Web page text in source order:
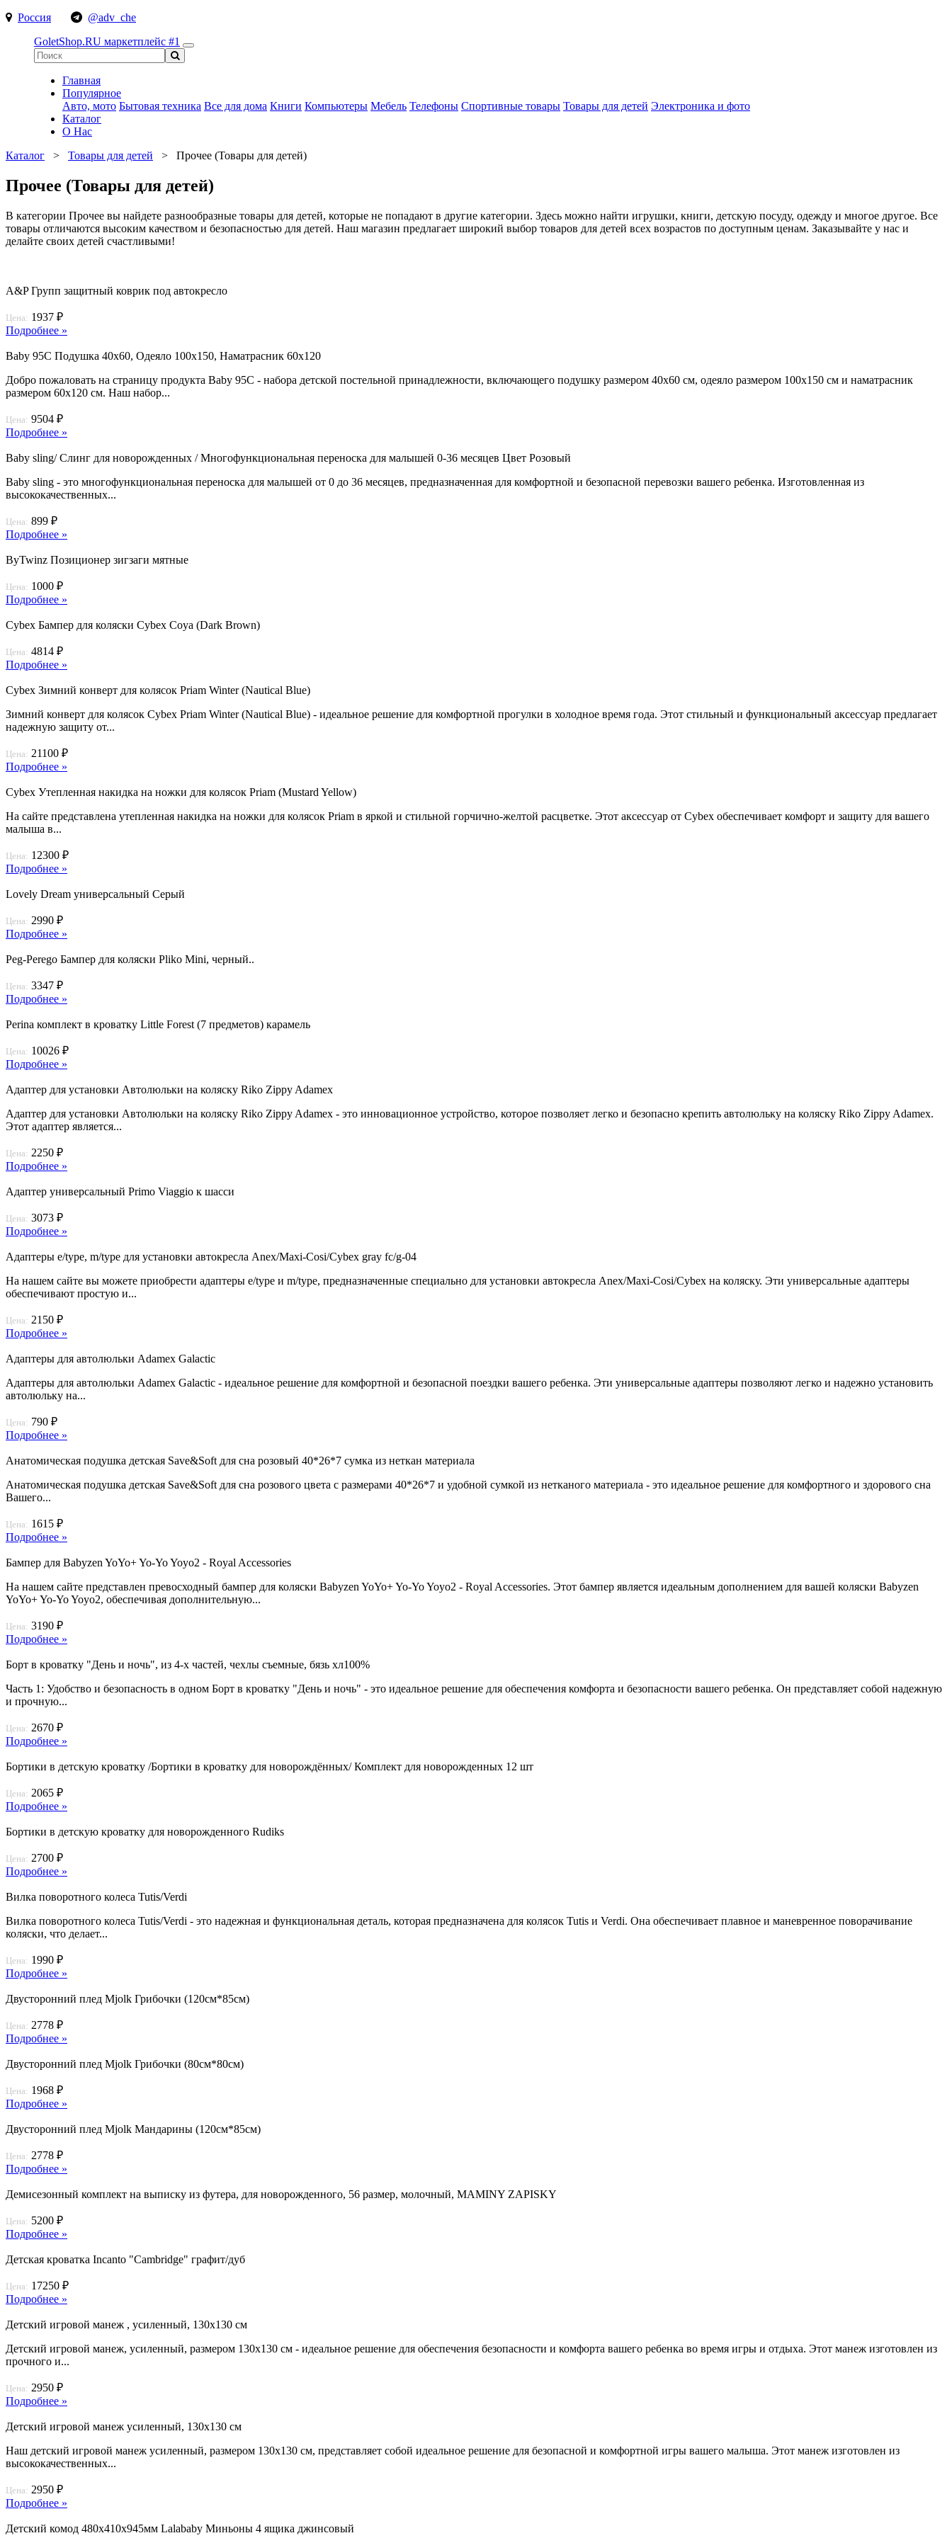
Россия
@adv_che
GoletShop.RU маркетплейс #1
Главная
Популярное
Авто, мото Бытовая техника Все для дома Книги Компьютеры Мебель Телефоны Спортивные товары Товары для детей Электроника и фото
Каталог
О Нас
Каталог > Товары для детей > Прочее (Товары для детей)
Прочее (Товары для детей)
В категории Прочее вы найдете разнообразные товары для детей, которые не попадают в другие категории. Здесь можно найти игрушки, книги, детскую посуду, одежду и многое другое. Все
товары отличаются высоким качеством и безопасностью для детей. Наш магазин предлагает широкий выбор товаров для детей всех возрастов по доступным ценам. Заказывайте у нас и
делайте своих детей счастливыми!
A&P Групп защитный коврик под автокресло
Цена: 1937 ₽
Подробнее »
Baby 95C Подушка 40х60, Одеяло 100х150, Наматрасник 60х120
Добро пожаловать на страницу продукта Baby 95C - набора детской постельной принадлежности, включающего подушку размером 40х60 см, одеяло размером 100х150 см и наматрасник
размером 60х120 см. Наш набор...
Цена: 9504 ₽
Подробнее »
Baby sling/ Слинг для новорожденных / Многофункциональная переноска для малышей 0-36 месяцев Цвет Розовый
Baby sling - это многофункциональная переноска для малышей от 0 до 36 месяцев, предназначенная для комфортной и безопасной перевозки вашего ребенка. Изготовленная из
высококачественных...
Цена: 899 ₽
Подробнее »
ByTwinz Позиционер зигзаги мятные
Цена: 1000 ₽
Подробнее »
Cybex Бампер для коляски Cybex Coya (Dark Brown)
Цена: 4814 ₽
Подробнее »
Cybex Зимний конверт для колясок Priam Winter (Nautical Blue)
Зимний конверт для колясок Cybex Priam Winter (Nautical Blue) - идеальное решение для комфортной прогулки в холодное время года. Этот стильный и функциональный аксессуар предлагает
надежную защиту от...
Цена: 21100 ₽
Подробнее »
Cybex Утепленная накидка на ножки для колясок Priam (Mustard Yellow)
На сайте представлена утепленная накидка на ножки для колясок Priam в яркой и стильной горчично-желтой расцветке. Этот аксессуар от Cybex обеспечивает комфорт и защиту для вашего
малыша в...
Цена: 12300 ₽
Подробнее »
Lovely Dream универсальный Серый
Цена: 2990 ₽
Подробнее »
Peg-Perego Бампер для коляски Pliko Mini, черный..
Цена: 3347 ₽
Подробнее »
Perina комплект в кроватку Little Forest (7 предметов) карамель
Цена: 10026 ₽
Подробнее »
Адаптер для установки Автолюльки на коляску Riko Zippy Adamex
Адаптер для установки Автолюльки на коляску Riko Zippy Adamex - это инновационное устройство, которое позволяет легко и безопасно крепить автолюльку на коляску Riko Zippy Adamex.
Этот адаптер является...
Цена: 2250 ₽
Подробнее »
Адаптер универсальный Primo Viaggio к шасси
Цена: 3073 ₽
Подробнее »
Адаптеры e/type, m/type для установки автокресла Anex/Maxi-Cosi/Cybex gray fc/g-04
На нашем сайте вы можете приобрести адаптеры e/type и m/type, предназначенные специально для установки автокресла Anex/Maxi-Cosi/Cybex на коляску. Эти универсальные адаптеры
обеспечивают простую и...
Цена: 2150 ₽
Подробнее »
Адаптеры для автолюльки Adamex Galactic
Адаптеры для автолюльки Adamex Galactic - идеальное решение для комфортной и безопасной поездки вашего ребенка. Эти универсальные адаптеры позволяют легко и надежно установить
автолюльку на...
Цена: 790 ₽
Подробнее »
Анатомическая подушка детская Save&Soft для сна розовый 40*26*7 сумка из неткан материала
Анатомическая подушка детская Save&Soft для сна розового цвета с размерами 40*26*7 и удобной сумкой из нетканого материала - это идеальное решение для комфортного и здорового сна
Вашего...
Цена: 1615 ₽
Подробнее »
Бампер для Babyzen YoYo+ Yo-Yo Yoyo2 - Royal Accessories
На нашем сайте представлен превосходный бампер для коляски Babyzen YoYo+ Yo-Yo Yoyo2 - Royal Accessories. Этот бампер является идеальным дополнением для вашей коляски Babyzen
YoYo+ Yo-Yo Yoyo2, обеспечивая дополнительную...
Цена: 3190 ₽
Подробнее »
Борт в кроватку "День и ночь", из 4-х частей, чехлы съемные, бязь хл100%
Часть 1: Удобство и безопасность в одном Борт в кроватку "День и ночь" - это идеальное решение для обеспечения комфорта и безопасности вашего ребенка. Он представляет собой надежную
и прочную...
Цена: 2670 ₽
Подробнее »
Бортики в детскую кроватку /Бортики в кроватку для новорождённых/ Комплект для новорожденных 12 шт
Цена: 2065 ₽
Подробнее »
Бортики в детскую кроватку для новорожденного Rudiks
Цена: 2700 ₽
Подробнее »
Вилка поворотного колеса Tutis/Verdi
Вилка поворотного колеса Tutis/Verdi - это надежная и функциональная деталь, которая предназначена для колясок Tutis и Verdi. Она обеспечивает плавное и маневренное поворачивание
коляски, что делает...
Цена: 1990 ₽
Подробнее »
Двусторонний плед Mjolk Грибочки (120см*85см)
Цена: 2778 ₽
Подробнее »
Двусторонний плед Mjolk Грибочки (80см*80см)
Цена: 1968 ₽
Подробнее »
Двусторонний плед Mjolk Мандарины (120см*85см)
Цена: 2778 ₽
Подробнее »
Демисезонный комплект на выписку из футера, для новорожденного, 56 размер, молочный, MAMINY ZAPISKY
Цена: 5200 ₽
Подробнее »
Детская кроватка Incanto "Cambridge" графит/дуб
Цена: 17250 ₽
Подробнее »
Детский игровой манеж , усиленный, 130x130 см
Детский игровой манеж, усиленный, размером 130x130 см - идеальное решение для обеспечения безопасности и комфорта вашего ребенка во время игры и отдыха. Этот манеж изготовлен из
прочного и...
Цена: 2950 ₽
Подробнее »
Детский игровой манеж усиленный, 130x130 см
Наш детский игровой манеж усиленный, размером 130x130 см, представляет собой идеальное решение для безопасной и комфортной игры вашего малыша. Этот манеж изготовлен из
высококачественных...
Цена: 2950 ₽
Подробнее »
Детский комод 480х410х945мм Lalababy Миньоны 4 ящика джинсовый